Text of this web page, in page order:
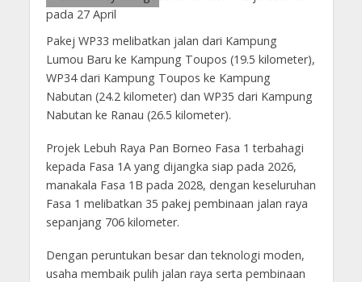
Pakej WP33 melibatkan jalan dari Kampung
Lumou Baru ke Kampung Toupos (19.5 kilometer),
WP34 dari Kampung Toupos ke Kampung
Nabutan (24.2 kilometer) dan WP35 dari Kampung
Nabutan ke Ranau (26.5 kilometer).
Projek Lebuh Raya Pan Borneo Fasa 1 terbahagi
kepada Fasa 1A yang dijangka siap pada 2026,
manakala Fasa 1B pada 2028, dengan keseluruhan
Fasa 1 melibatkan 35 pakej pembinaan jalan raya
sepanjang 706 kilometer.
Dengan peruntukan besar dan teknologi moden,
usaha membaik pulih jalan raya serta pembinaan